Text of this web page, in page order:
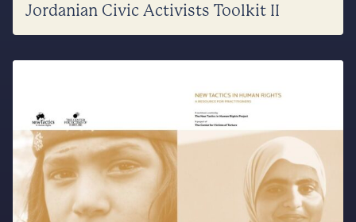
Jordanian Civic Activists Toolkit II